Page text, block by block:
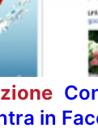
in